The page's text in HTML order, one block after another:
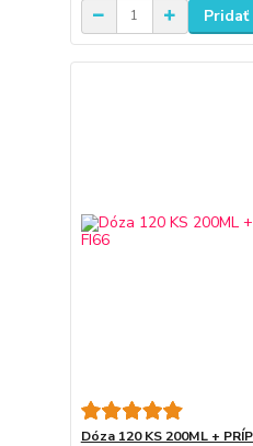
Pridať
Dóza 120 KS 200ML +